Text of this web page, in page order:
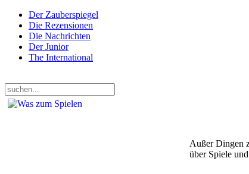
Der Zauberspiegel
Die Rezensionen
Die Nachrichten
Der Junior
The International
Außer Dingen
über Spiele